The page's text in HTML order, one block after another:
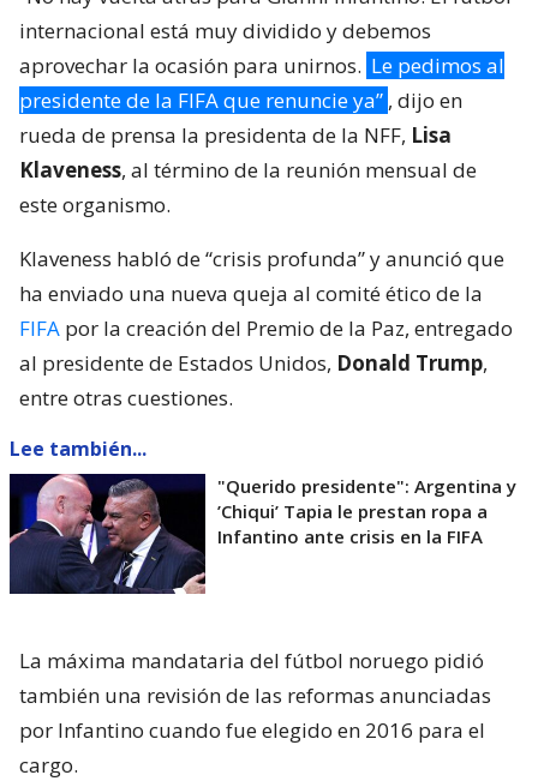
internacional está muy dividido y debemos
aprovechar la ocasión para unirnos. Le pedimos al
presidente de la FIFA que renuncie ya” , dijo en
rueda de prensa la presidenta de la NFF, Lisa
Klaveness, al término de la reunión mensual de
este organismo.
Klaveness habló de “crisis profunda” y anunció que
ha enviado una nueva queja al comité ético de la
FIFA por la creación del Premio de la Paz, entregado
al presidente de Estados Unidos, Donald Trump,
entre otras cuestiones.
Lee también...
"Querido presidente": Argentina y
’Chiqui’ Tapia le prestan ropa a
Infantino ante crisis en la FIFA
La máxima mandataria del fútbol noruego pidió
también una revisión de las reformas anunciadas
por Infantino cuando fue elegido en 2016 para el
cargo.